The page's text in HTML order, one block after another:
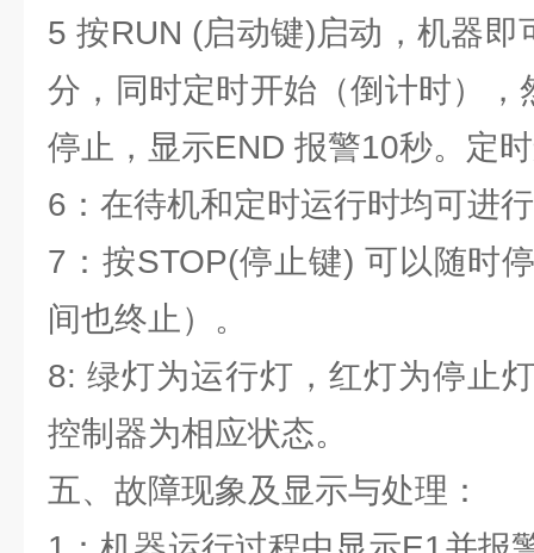
5 按RUN (启动键)启动，机器
分，同时定时开始（倒计时）
停止，显示END 报警10秒。定
6：在待机和定时运行时均可进
7：按STOP(停止键) 可以随时
间也终止）。
8: 绿灯为运行灯，红灯为停止
控制器为相应状态。
五、故障现象及显示与处理：